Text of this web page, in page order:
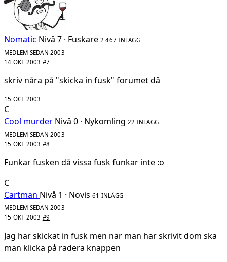
Nomatic Nivå 7 · Fuskare 2 467 INLÄGG
MEDLEM SEDAN 2003
14 OKT 2003 #7
skriv nåra på "skicka in fusk" forumet då
15 OCT 2003
C
Cool murder Nivå 0 · Nykomling 22 INLÄGG
MEDLEM SEDAN 2003
15 OKT 2003 #8
Funkar fusken då vissa fusk funkar inte :o
C
Cartman Nivå 1 · Novis 61 INLÄGG
MEDLEM SEDAN 2003
15 OKT 2003 #9
Jag har skickat in fusk men när man har skrivit dom ska
man klicka på radera knappen